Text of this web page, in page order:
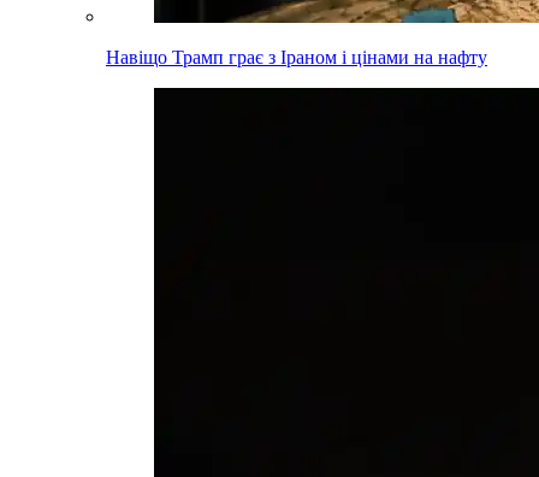
Навіщо Трамп грає з Іраном і цінами на нафту